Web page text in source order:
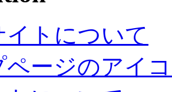
イトについて
ページのアイ